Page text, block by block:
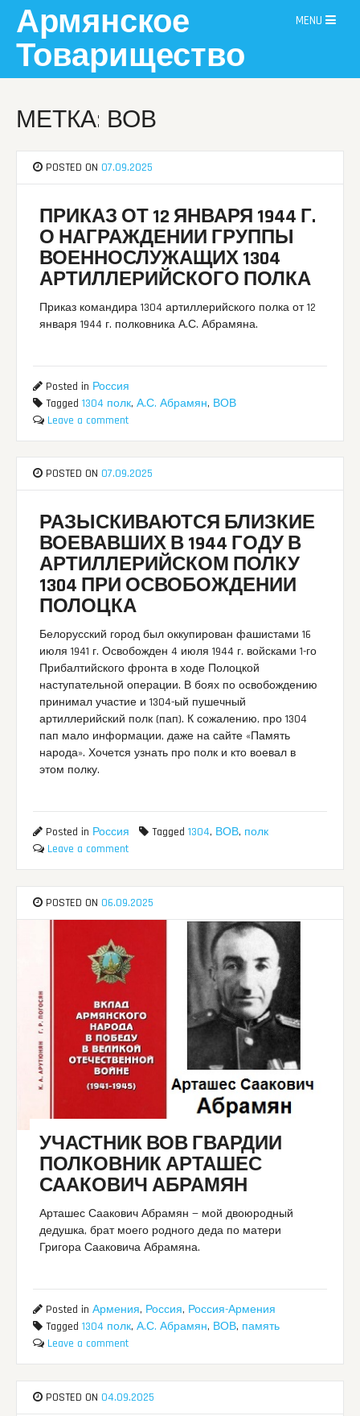
content
Армянское
Товарищество
MENU
МЕТКА: ВОВ
POSTED ON 07.09.2025
ПРИКАЗ ОТ 12 ЯНВАРЯ 1944 Г.
О НАГРАЖДЕНИИ ГРУППЫ
ВОЕННОСЛУЖАЩИХ 1304
АРТИЛЛЕРИЙСКОГО ПОЛКА
Приказ командира 1304 артиллерийского полка от 12
января 1944 г. полковника А.С. Абрамяна.
Posted in Россия
Tagged1304 полк,А.С. Абрамян, ВОВ
Leave a comment
POSTED ON 07.09.2025
РАЗЫСКИВАЮТСЯ БЛИЗКИЕ
ВОЕВАВШИХ В 1944 ГОДУ В
АРТИЛЛЕРИЙСКОМ ПОЛКУ
1304 ПРИ ОСВОБОЖДЕНИИ
ПОЛОЦКА
Белорусский город был оккупирован фашистами 16
июля 1941 г. Освобожден 4 июля 1944 г. войсками 1-го
Прибалтийского фронта в ходе Полоцкой
наступательной операции. В боях по освобождению
принимал участие и 1304-ый пушечный
артиллерийский полк (пап). К сожалению, про 1304
пап мало информации, даже на сайте «Память
народа». Хочется узнать про полк и кто воевал в
этом полку.
Posted in Россия Tagged1304, ВОВ, полк
Leave a comment
POSTED ON 06.09.2025
УЧАСТНИК ВОВ ГВАРДИИ
ПОЛКОВНИК АРТАШЕС
СААКОВИЧ АБРАМЯН
Арташес Саакович Абрамян — мой двоюродный
дедушка, брат моего родного деда по матери
Григора Сааковича Абрамяна.
Posted inАрмения, Россия, Россия-Армения
Tagged1304 полк,А.С. Абрамян, ВОВ, память
Leave a comment
POSTED ON 04.09.2025